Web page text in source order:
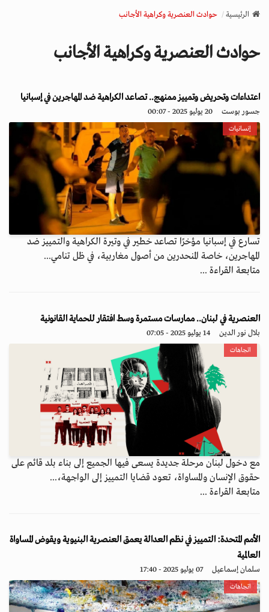
v
a
o
n
الرئيسية حوادث العنصرية وكراهية الأجانب
حوادث العنصرية وكراهية الأجانب
اعتداءات وتحريض وتمييز ممنهج.. تصاعد الكراهية ضد المهاجرين في إسبانيا
جسور بوست 20 يوليو 2025 - 00:07
إنسانيات
تسارع في إسبانيا مؤخرًا تصاعد خطير في وتيرة الكراهية والتمييز ضد
المهاجرين، خاصة المنحدرين من أصول مغاربية، في ظل تنامي...
متابعة القراءة ...
العنصرية في لبنان.. ممارسات مستمرة وسط افتقار للحماية القانونية
بلال نور الدين 14 يوليو 2025 - 07:05
اتجاهات
مع دخول لبنان مرحلة جديدة يسعى فيها الجميع إلى بناء بلد قائم على
حقوق الإنسان والمساواة، تعود قضايا التمييز إلى الواجهة،...
متابعة القراءة ...
الأمم المتحدة: التمييز في نظم العدالة يعمق العنصرية البنيوية ويقوض المساواة
العالمية
سلمان إسماعيل 07 يوليو 2025 - 17:40
اتجاهات